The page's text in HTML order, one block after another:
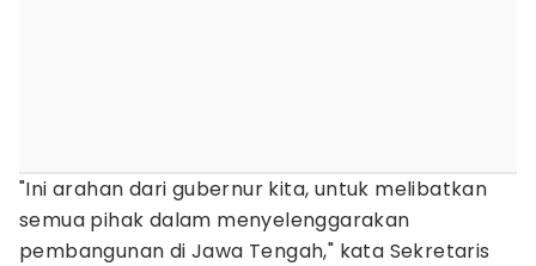
"Ini arahan dari gubernur kita, untuk melibatkan
semua pihak dalam menyelenggarakan
pembangunan di Jawa Tengah," kata Sekretaris